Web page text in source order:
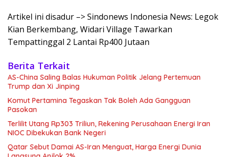
Artikel ini disadur –> Sindonews Indonesia News: Legok
Kian Berkembang, Widari Village Tawarkan
Tempattinggal 2 Lantai Rp400 Jutaan
Berita Terkait
AS-China Saling Balas Hukuman Politik Jelang Pertemuan
Trump dan Xi Jinping
Komut Pertamina Tegaskan Tak Boleh Ada Gangguan
Pasokan
Terlilit Utang Rp303 Triliun, Rekening Perusahaan Energi Iran
NIOC Dibekukan Bank Negeri
Qatar Sebut Damai AS-Iran Menguat, Harga Energi Dunia